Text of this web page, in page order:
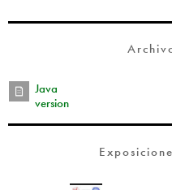
Java
version